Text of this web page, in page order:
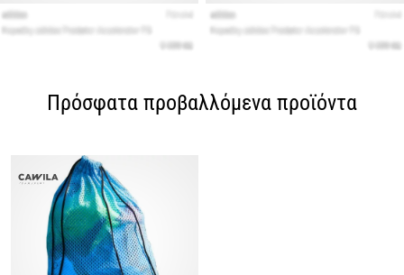
Πρόσφατα προβαλλόμενα προϊόντα